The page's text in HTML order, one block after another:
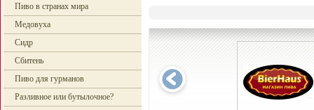
Пиво в странах мира
Медовуха
Сидр
Сбитень
Пиво для гурманов
Разливное или бутылочное?